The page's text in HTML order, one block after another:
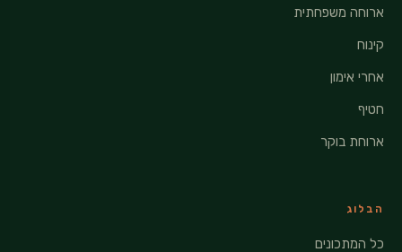
ארוחה משפחתית
קינוח
אחרי אימון
חטיף
ארוחת בוקר
הבלוג
כל המתכונים